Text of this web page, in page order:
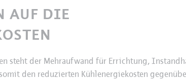
AUF DIE
steht der Mehraufwand für Errichtung,
den reduzierten Kühlenergiekosten